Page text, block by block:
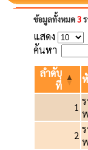
ข้อมูลทั้งหมด3
แสดง
ค้นหา
ลำดับ
ที่
1
2